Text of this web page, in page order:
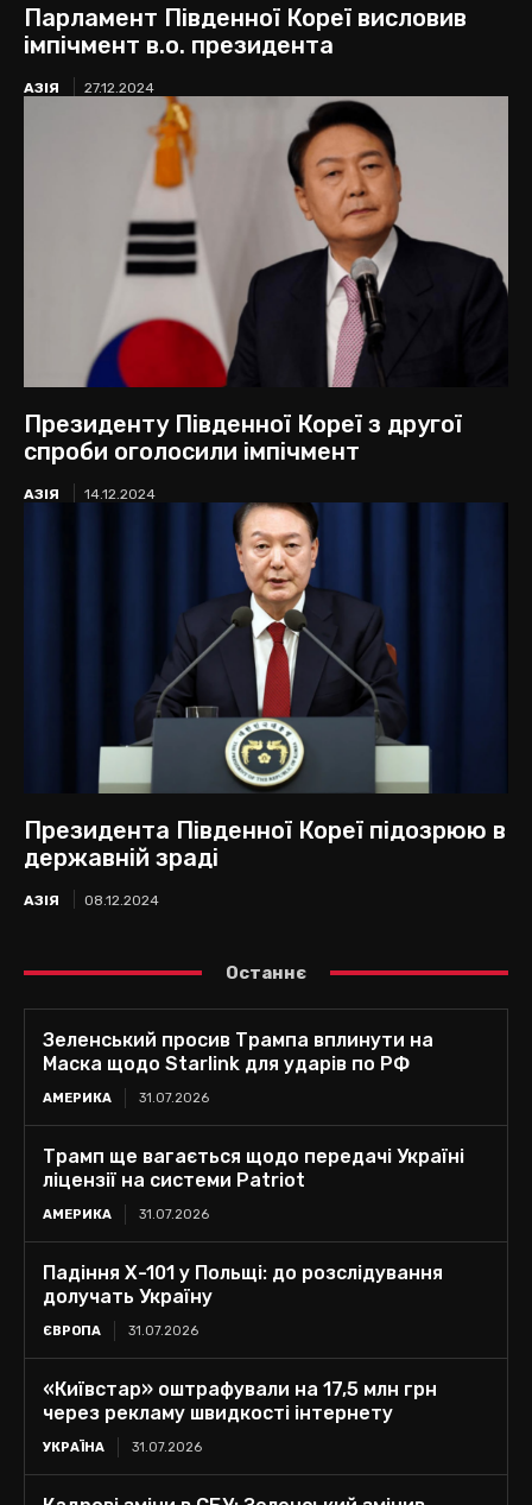
Парламент Південної Кореї висловив
імпічмент в.о. президента
АЗІЯ 27.12.2024
Президенту Південної Кореї з другої
спроби оголосили імпічмент
АЗІЯ 14.12.2024
Президента Південної Кореї підозрюю в
державній зраді
АЗІЯ 08.12.2024
Останнє
Зеленський просив Трампа вплинути на
Маска щодо Starlink для ударів по РФ
АМЕРИКА 31.07.2026
Трамп ще вагається щодо передачі Україні
ліцензії на системи Patriot
АМЕРИКА 31.07.2026
Падіння Х-101 у Польщі: до розслідування
долучать Україну
ЄВРОПА 31.07.2026
«Київстар» оштрафували на 17,5 млн грн
через рекламу швидкості інтернету
УКРАЇНА 31.07.2026